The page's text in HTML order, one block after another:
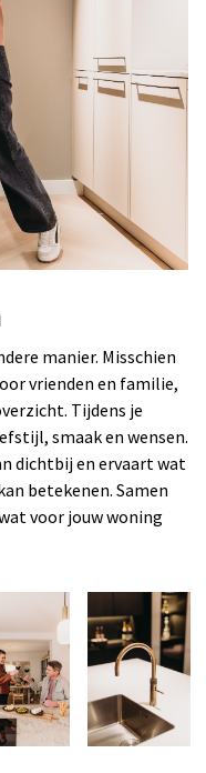
manier. Misschien
vrienden en familie,
Tijdens je
smaak en wensen.
dichtbij en ervaart wat
betekenen. Samen
voor jouw woning